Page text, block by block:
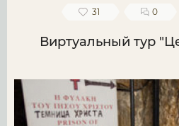
31 0
Виртуальный тур